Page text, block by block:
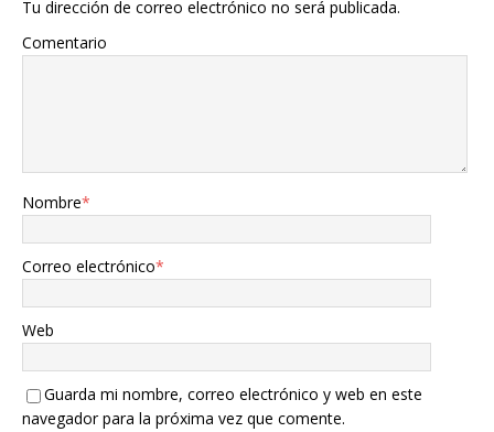
Tu dirección de correo electrónico no será publicada.
Comentario
Nombre*
Correo electrónico*
Web
Guarda mi nombre, correo electrónico y web en este
navegador para la próxima vez que comente.